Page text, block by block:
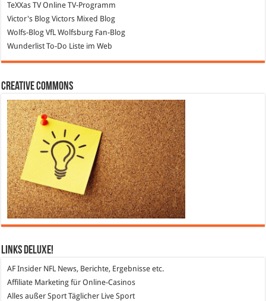
TeXXas TVOnline TV-Programm
Victor's Blog Victors Mixed Blog
Wolfs-Blog VfL Wolfsburg Fan-Blog
WunderlistTo-Do Liste im Web
Creative Commons
Links DeLuXe!
AF Insider NFL News, Berichte, Ergebnisse etc.
Affiliate Marketing für Online-Casinos
Alles außer Sport Täglicher Live Sport